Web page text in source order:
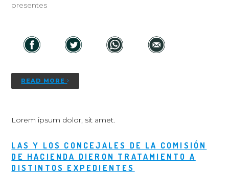
presentes
READ MORE
Lorem ipsum dolor, sit amet.
LAS Y LOS CONCEJALES DE LA COMISIÓN
DE HACIENDA DIERON TRATAMIENTO A
DISTINTOS EXPEDIENTES